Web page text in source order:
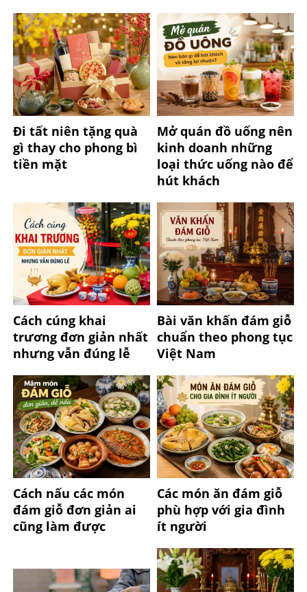
Đi tất niên tặng quà
gì thay cho phong bì
tiền mặt
Mở quán đồ uống nên
kinh doanh những
loại thức uống nào để
hút khách
Cách cúng khai
trương đơn giản nhất
nhưng vẫn đúng lễ
Bài văn khấn đám giỗ
chuẩn theo phong tục
Việt Nam
Cách nấu các món
đám giỗ đơn giản ai
cũng làm được
Các món ăn đám giỗ
phù hợp với gia đình
ít người